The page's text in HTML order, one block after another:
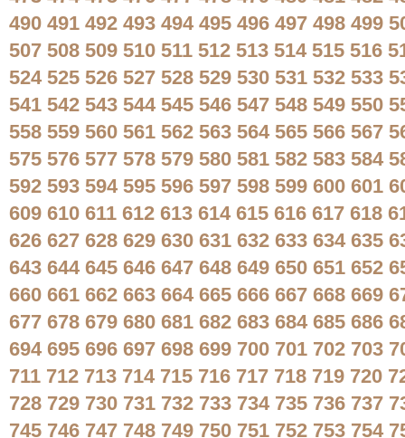
490 491 492 493 494 495 496 497 498 499
507 508 509 510 511 512 513 514 515 516
524 525 526 527 528 529 530 531 532 533
541 542 543 544 545 546 547 548 549 550
558 559 560 561 562 563 564 565 566 567
575 576 577 578 579 580 581 582 583 584
592 593 594 595 596 597 598 599 600 601
609 610 611 612 613 614 615 616 617 618
626 627 628 629 630 631 632 633 634 635
643 644 645 646 647 648 649 650 651 652
660 661 662 663 664 665 666 667 668 669
677 678 679 680 681 682 683 684 685 686
694 695 696 697 698 699 700 701 702 703
711 712 713 714 715 716 717 718 719 720
728 729 730 731 732 733 734 735 736 737
745 746 747 748 749 750 751 752 753 754